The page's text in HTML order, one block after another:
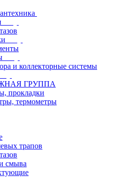
и коллекторные системы
ГРУППА
прокладки
термометры
трапов
смыва